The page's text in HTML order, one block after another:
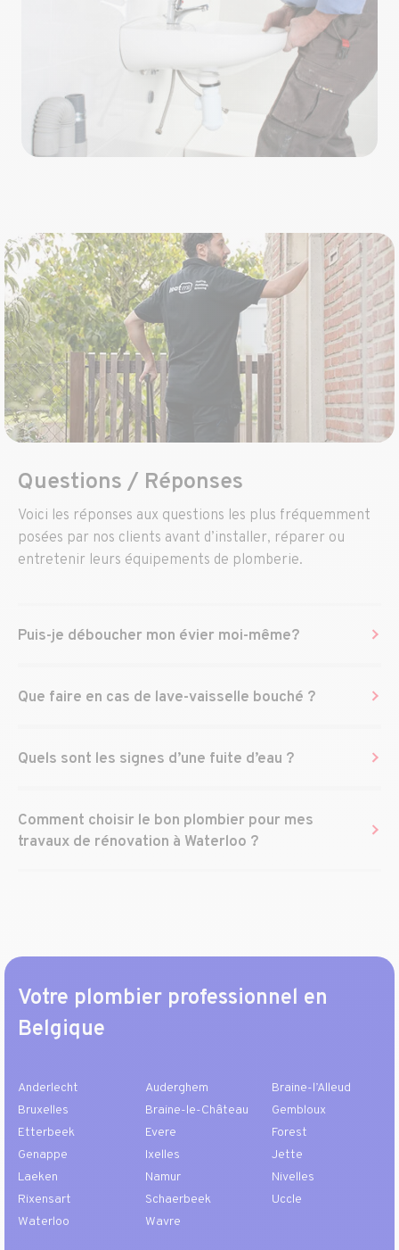
Questions / Réponses
Voici les réponses aux questions les plus fréquemment
posées par nos clients avant d’installer, réparer ou
entretenir leurs équipements de plomberie.
Puis-je déboucher mon évier moi-même?
Que faire en cas de lave-vaisselle bouché ?
Quels sont les signes d’une fuite d’eau ?
Comment choisir le bon plombier pour mes
travaux de rénovation à Waterloo ?
Votre plombier professionnel en
Belgique
Anderlecht Auderghem
Braine-l’Alleud
Bruxelles
Braine-le-Château
Gembloux
Etterbeek
Evere
Forest
Genappe
Ixelles
Jette
Laeken
Namur
Nivelles
Rixensart
Schaerbeek
Uccle
Waterloo
Wavre